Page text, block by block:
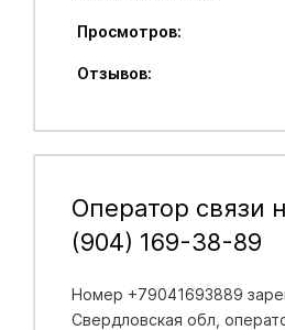
Просмотров:
Отзывов:
Оператор связи
(904) 169-38-89
Номер +79041693889
Свердловская обл ,